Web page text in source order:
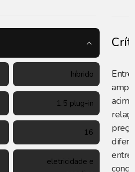
híbrido
1.5 plug-in
16
eletricidade e
Entre
entre